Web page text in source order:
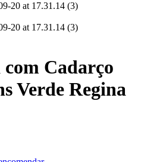
Cadarço
Verde Regina